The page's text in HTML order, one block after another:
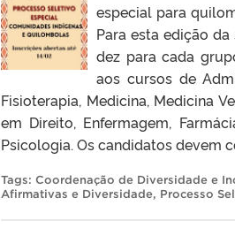
especial para
Para esta edição
dez para cada
aos cursos de
Fisioterapia, Medicina, Medicina
em Direito, Enfermagem,
Psicologia. Os candidatos devem
Tags: Coordenação de Diversidade e
Afirmativas e Diversidade, Processo